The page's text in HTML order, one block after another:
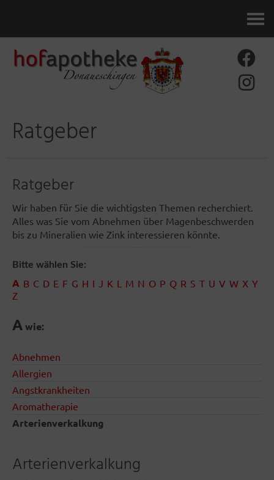
Ratgeber
Ratgeber
Wir haben für Sie die wichtigsten Themen recherchiert.
Alles was Sie vom Abnehmen über Magenbeschwerden
bis zu Mineralien wie Zink interessieren könnte.
Bitte wählen Sie:
A B C D E F G H I J K L M N O P Q R S T U V W X Y
Z
Awie:
Abnehmen
Allergien
Angstkrankheiten
Aromatherapie
Arterienverkalkung
Arterienverkalkung